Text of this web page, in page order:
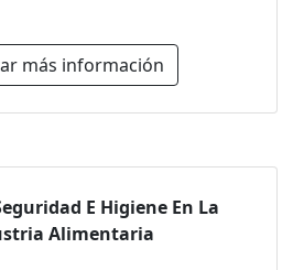
más información
E Higiene En La
Alimentaria